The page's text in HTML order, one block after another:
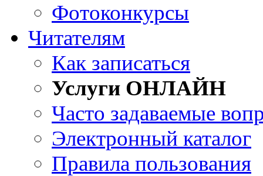
Фотоконкурсы
Читателям
Как записаться
Услуги ОНЛАЙН
Часто задаваемые
Электронный каталог
Правила пользования